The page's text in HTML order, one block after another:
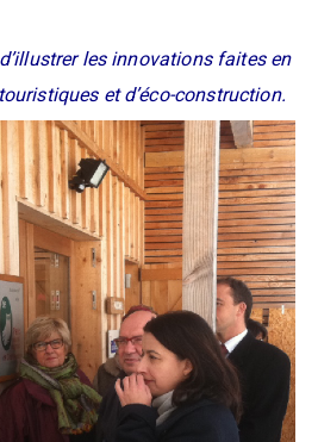
les innovations faites en
et d’éco-construction.